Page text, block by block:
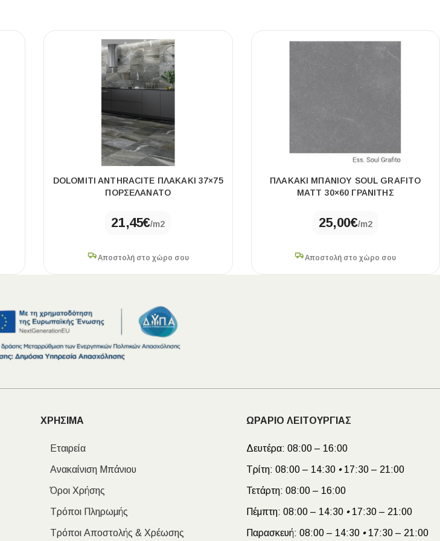
DOLOMITI ANTHRACITE ΠΛΑΚΑΚΙ 37×75
ΠΟΡΣΕΛΑΝΑΤΟ
21,45€/m2
Αποστολή στο χώρο σου
ΠΛΑΚΆΚΙ ΜΠΆΝΙΟΥ SOUL GRAFITO
MATT 30×60 ΓΡΑΝΊΤΗΣ
25,00€/m2
Αποστολή στο χώρο σου
ΧΡΗΣΙΜΑ
Εταιρεία
Ανακαίνιση Μπάνιου
Όροι Χρήσης
Τρόποι Πληρωμής
Τρόποι Αποστολής & Χρέωσης
ΩΡΑΡΙΟ ΛΕΙΤΟΥΡΓΙΑΣ
Δευτέρα: 08:00 – 16:00
Τρίτη: 08:00 – 14:30 •17:30 – 21:00
Τετάρτη: 08:00 – 16:00
Πέμπτη: 08:00 – 14:30 •17:30 – 21:00
Παρασκευή: 08:00 – 14:30 •17:30 – 21:00